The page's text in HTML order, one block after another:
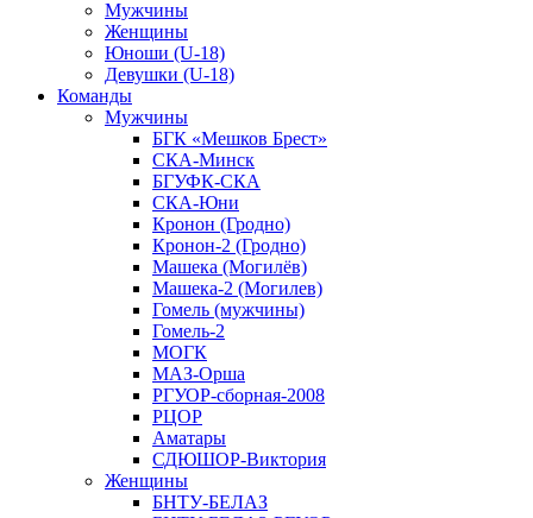
Мужчины
Женщины
Юноши (U-18)
Девушки (U-18)
Команды
Мужчины
БГК «Мешков Брест»
СКА-Минск
БГУФК-СКА
СКА-Юни
Кронон (Гродно)
Кронон-2 (Гродно)
Машека (Могилёв)
Машека-2 (Могилев)
Гомель (мужчины)
Гомель-2
МОГК
МАЗ-Орша
РГУОР-сборная-2008
РЦОР
Аматары
СДЮШОР-Виктория
Женщины
БНТУ-БЕЛАЗ